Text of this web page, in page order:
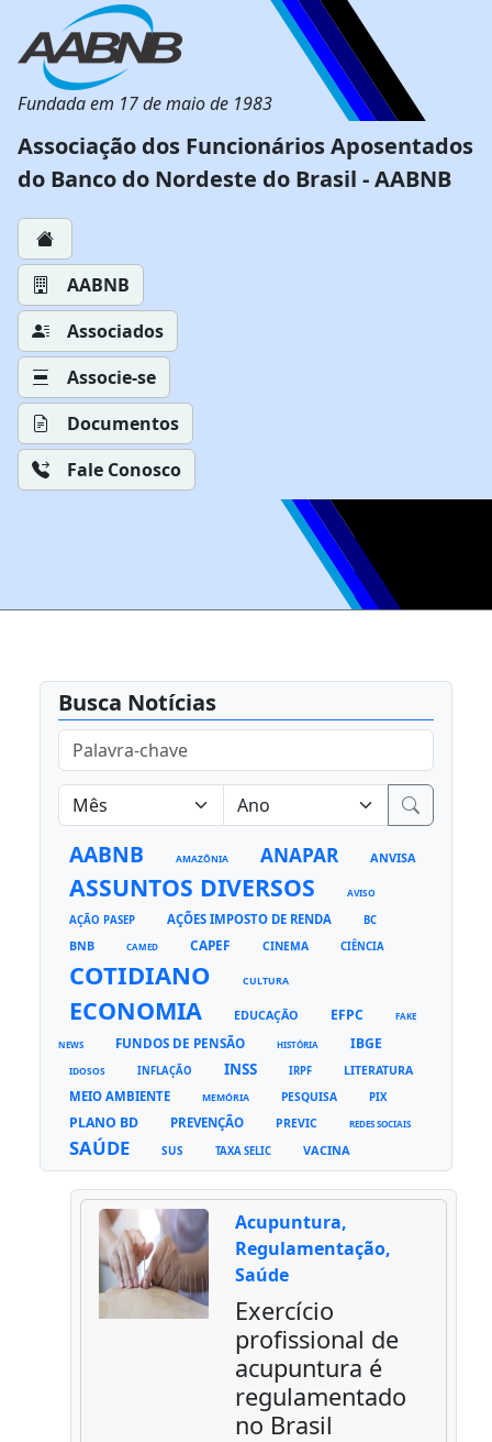
Fundada em 17 de maio de 1983
Associação dos Funcionários Aposentados
do Banco do Nordeste do Brasil - AABNB
AABNB
Associados
Associe-se
Documentos
Fale Conosco
Busca Notícias
AABNB AMAZÔNIA ANAPAR ANVISA
ASSUNTOS DIVERSOS AVISO
AÇÃO PASEP AÇÕES IMPOSTO DE RENDA BC
BNB CAMED CAPEF CINEMA CIÊNCIA
COTIDIANO CULTURA
ECONOMIA EDUCAÇÃO EFPC FAKE
NEWS FUNDOS DE PENSÃO HISTÓRIA IBGE
IDOSOS INFLAÇÃO INSS IRPF LITERATURA
MEIO AMBIENTE MEMÓRIA PESQUISA PIX
PLANO BD PREVENÇÃO PREVIC REDES SOCIAIS
SAÚDE SUS TAXA SELIC VACINA
Acupuntura,
Regulamentação,
Saúde
Exercício
profissional de
acupuntura é
regulamentado
no Brasil